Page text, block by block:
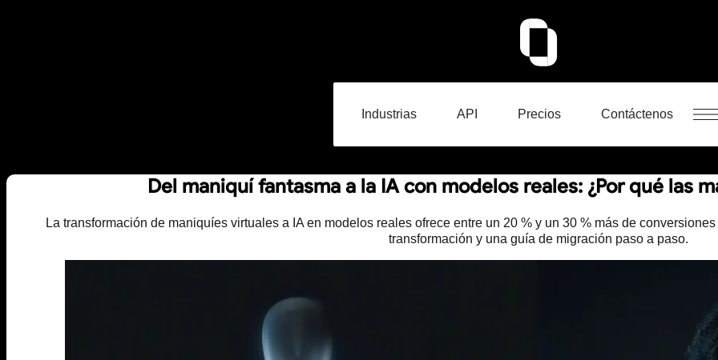
Industrias API Precios Contáctenos
Del maniquí fantasma a la IA con modelos reales: ¿Por qué las
La transformación de maniquíes virtuales a IA en modelos reales ofrece entre un 20 % y un 30 % más de
transformación y una guía de migración paso a paso.